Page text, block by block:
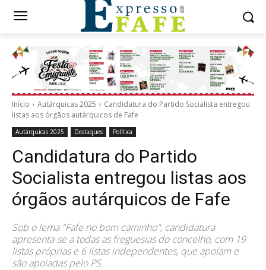
Início Autárquicas 2025
Candidatura do Partido Socialista entregou
listas aos órgãos autárquicos de Fafe
Autárquicas 2025 Destaques Política
Candidatura do Partido
Socialista entregou listas aos
órgãos autárquicos de Fafe
Sob o lema "Fafe no bom caminho", candidatura
apresenta-se a todas as freguesias do concelho, com 19
listas próprias e 6 listas independentes, que apoiam e
são apoiadas pelo PS.